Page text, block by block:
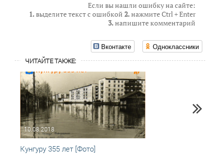
Если вы нашли ошибку на сайте:
1.выделите текст с ошибкой 2.нажмите Ctrl + Enter
3.напишите комментарий
Вконтакте Одноклассники
ЧИТАЙТЕ ТАКЖЕ:
10.08.2018
Кунгуру 355 лет [Фото]